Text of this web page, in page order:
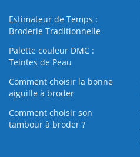
Estimateur de Temps :
Broderie Traditionnelle
Palette couleur DMC :
Teintes de Peau
Comment choisir la bonne
aiguille à broder
Comment choisir son
tambour à broder ?